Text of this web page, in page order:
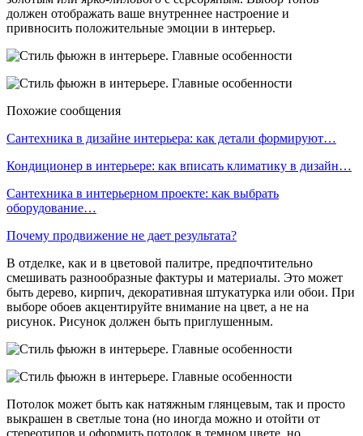
должен отображать ваше внутреннее настроение и
привносить положительные эмоции в интерьер.
Похожие сообщения
Сантехника в дизайне интерьера: как детали формируют…
Кондиционер в интерьере: как вписать климатику в дизайн…
Сантехника в интерьерном проекте: как выбрать
оборудование…
Почему продвижение не дает результата?
В отделке, как и в цветовой палитре, предпочтительно
смешивать разнообразные фактуры и материалы. Это может
быть дерево, кирпич, декоративная штукатурка или обои. При
выборе обоев акцентируйте внимание на цвет, а не на
рисунок. Рисунок должен быть приглушенным.
Потолок может быть как натяжным глянцевым, так и просто
выкрашен в светлые тона (но иногда можно и отойти от
стереотипов и оформить потолок в темном цвете, но